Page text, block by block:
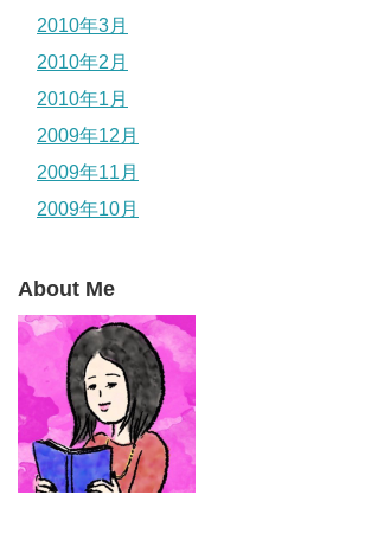
2010年3月
2010年2月
2010年1月
2009年12月
2009年11月
2009年10月
About Me